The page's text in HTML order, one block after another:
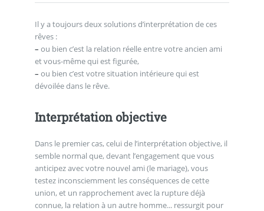
Il y a toujours deux solutions d’interprétation de ces
rêves :
– ou bien c’est la relation réelle entre votre ancien ami
et vous-même qui est figurée,
– ou bien c’est votre situation intérieure qui est
dévoilée dans le rêve.
Interprétation objective
Dans le premier cas, celui de l’interprétation objective, il
semble normal que, devant l’engagement que vous
anticipez avec votre nouvel ami (le mariage), vous
testez inconsciemment les conséquences de cette
union, et un rapprochement avec la rupture déjà
connue, la relation à un autre homme... ressurgit pour